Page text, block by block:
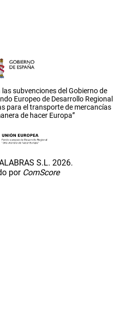
subvenciones del Gobierno de
Europeo de Desarrollo Regional
para el transporte de mercancías
de hacer Europa”
S.L. 2026.
por ComScore